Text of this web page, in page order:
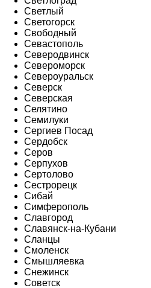
Светлый
Светогорск
Свободный
Севастополь
Северодвинск
Североморск
Североуральск
Северск
Северская
Селятино
Семилуки
Сергиев Посад
Сердобск
Серов
Серпухов
Сертолово
Сестрорецк
Сибай
Симферополь
Славгород
Славянск-на-Кубани
Сланцы
Смоленск
Смышляевка
Снежинск
Советск